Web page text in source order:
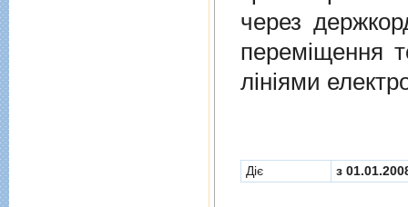
через
перемiщення
лiнiями
Діє з